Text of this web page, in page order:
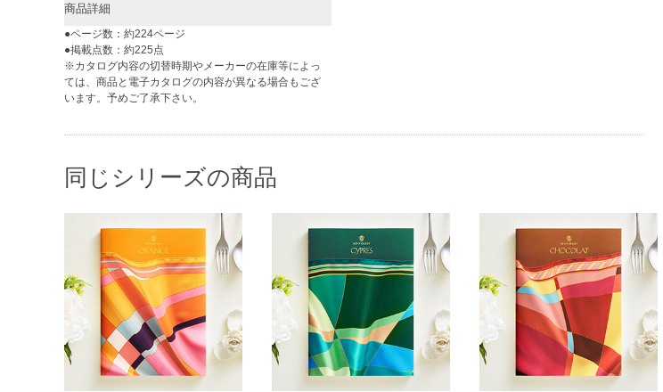
商品詳細
●ページ数：約224ページ
●掲載点数：約225点
※カタログ内容の切替時期やメーカーの在庫等によっ
ては、商品と電子カタログの内容が異なる場合もござ
います。予めご了承下さい。
同じシリーズの商品